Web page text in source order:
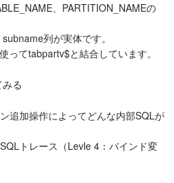
、PARTITION_NAMEの
列が実体です。
ってtabpartv$と結合しています。
る
追加操作によってどんな内部SQLが
トレース（Levle 4：バインド変